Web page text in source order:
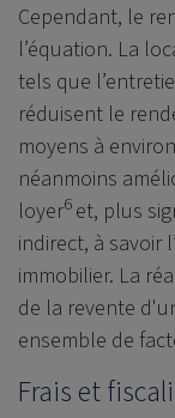
Cependant, le
l’équation. La
tels que
réduisent le
moyens à
néanmoins
loyer6et, plus
indirect, à savoir
immobilier. La
de la revente
ensemble de
Frais et